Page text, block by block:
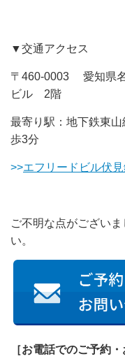
▼交通アクセス
〒460-0003 愛知県
ビル 2階
最寄り駅：地下鉄東
歩3分
>>エフリードビル伏
ご不明な点がござい
い。
［お電話でのご予約・